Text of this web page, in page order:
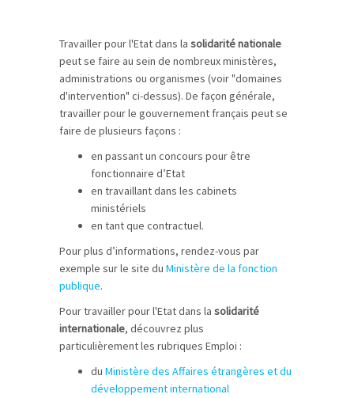
Travailler pour l'Etat dans la solidarité nationale
peut se faire au sein de nombreux ministères,
administrations ou organismes (voir "domaines
d'intervention" ci-dessus). De façon générale,
travailler pour le gouvernement français peut se
faire de plusieurs façons :
en passant un concours pour être
fonctionnaire d’Etat
en travaillant dans les cabinets
ministériels
en tant que contractuel.
Pour plus d’informations, rendez-vous par
exemple sur le site du Ministère de la fonction
publique.
Pour travailler pour l'Etat dans la solidarité
internationale, découvrez plus
particulièrement les rubriques Emploi :
du Ministère des Affaires étrangères et du
développement international